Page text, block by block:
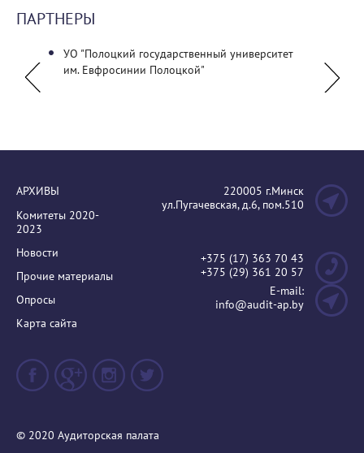
ПАРТНЕРЫ
УО "Полоцкий государственный университет
им. Евфросинии Полоцкой"
АРХИВЫ
Комитеты 2020-
2023
Новости
Прочие материалы
Опросы
Карта сайта
220005 г.Минск
ул.Пугачевская, д.6, пом.510
+375 (17) 363 70 43
+375 (29) 361 20 57
E-mail:
info@audit-ap.by
© 2020 Аудиторская палата